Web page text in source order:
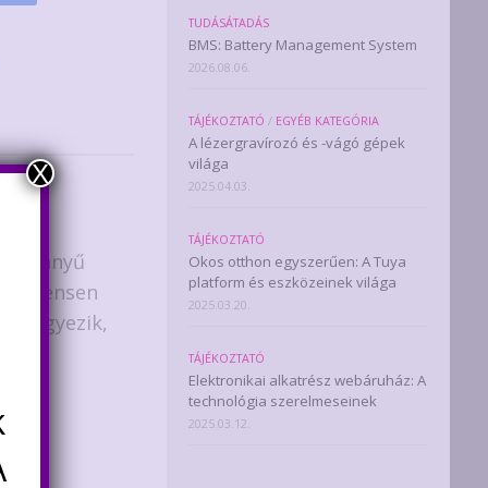
könnyű
TUDÁSÁTADÁS
BMS: Battery Management System
2026.08.06.
TÁJÉKOZTATÓ / EGYÉB KATEGÓRIA
A lézergravírozó és -vágó gépek
világa
2025.04.03.
TÁJÉKOZTATÓ
Okos otthon egyszerűen: A Tuya
platform és eszközeinek világa
2025.03.20.
TÁJÉKOZTATÓ
Elektronikai alkatrész webáruház: A
technológia szerelmeseinek
2025.03.12.
X